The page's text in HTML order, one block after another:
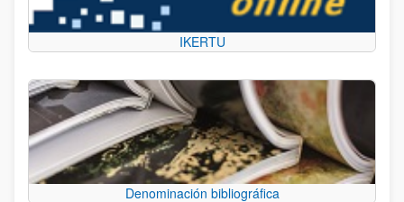
IKERTU
Denominación bibliográfica